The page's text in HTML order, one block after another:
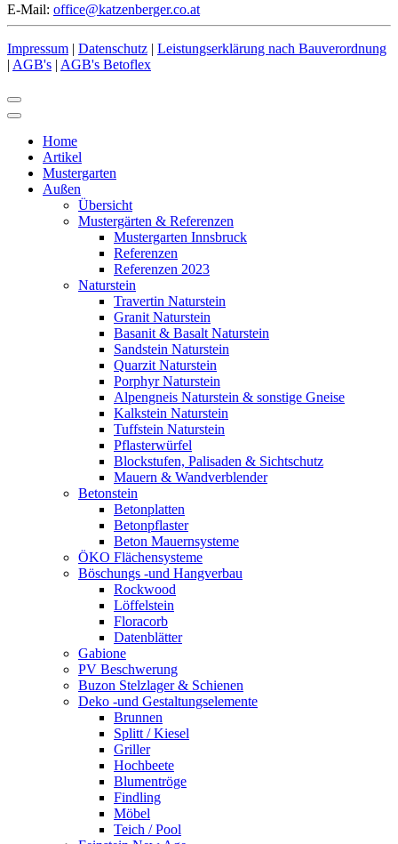
E-Mail: office@katzenberger.co.at
Impressum | Datenschutz | Leistungserklärung nach Bauverordnung
| AGB's | AGB's Betoflex
Home
Artikel
Mustergarten
Außen
Übersicht
Mustergärten & Referenzen
Mustergarten Innsbruck
Referenzen
Referenzen 2023
Naturstein
Travertin Naturstein
Granit Naturstein
Basanit & Basalt Naturstein
Sandstein Naturstein
Quarzit Naturstein
Porphyr Naturstein
Alpengneis Naturstein & sonstige Gneise
Kalkstein Naturstein
Tuffstein Naturstein
Pflasterwürfel
Blockstufen, Palisaden & Sichtschutz
Mauern & Wandverblender
Betonstein
Betonplatten
Betonpflaster
Beton Mauernsysteme
ÖKO Flächensysteme
Böschungs -und Hangverbau
Rockwood
Löffelstein
Floracorb
Datenblätter
Gabione
PV Beschwerung
Buzon Stelzlager & Schienen
Deko -und Gestaltungselemente
Brunnen
Splitt / Kiesel
Griller
Hochbeete
Blumentröge
Findling
Möbel
Teich / Pool